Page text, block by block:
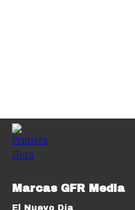
Marcas GFR Media
El Nuevo Día